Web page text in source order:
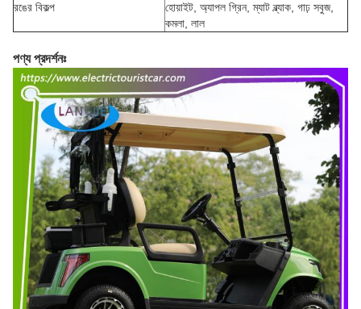
রঙের বিকল্প
হোয়াইট, অ্যাপল গ্রিন, ম্যাট ব্ল্যাক, গাঢ় সবুজ,
কমলা, লাল
পণ্য প্রদর্শনঃ